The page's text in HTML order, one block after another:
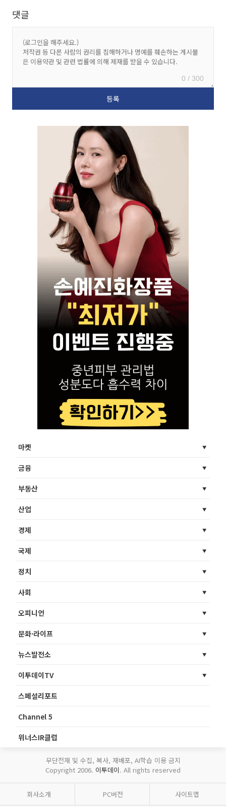
댓글
0 / 300
마켓
금융
부동산
산업
경제
국제
정치
사회
오피니언
문화·라이프
뉴스발전소
이투데이TV
스페셜리포트
Channel 5
위너스IR클럽
무단전재 및 수집, 복사, 재배포, AI학습 이용 금지
Copyright 2006. 이투데이. All rights reserved
회사소개 PC버전 사이트맵